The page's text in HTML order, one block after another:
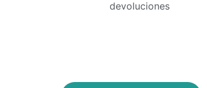
devoluciones